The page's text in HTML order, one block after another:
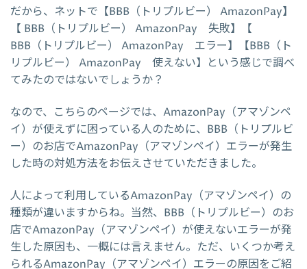
だから、ネットで【BBB（トリプルビー） AmazonPay】
【 BBB（トリプルビー） AmazonPay 失敗】【
BBB（トリプルビー） AmazonPay エラー】【BBB（ト
リプルビー） AmazonPay 使えない】という感じで調べ
てみたのではないでしょうか？
なので、こちらのページでは、AmazonPay（アマゾンペ
イ）が使えずに困っている人のために、BBB（トリプルビ
ー）のお店でAmazonPay（アマゾンペイ）エラーが発生
した時の対処方法をお伝えさせていただきました。
人によって利用しているAmazonPay（アマゾンペイ）の
種類が違いますからね。当然、BBB（トリプルビー）のお
店でAmazonPay（アマゾンペイ）が使えないエラーが発
生した原因も、一概には言えません。ただ、いくつか考え
られるAmazonPay（アマゾンペイ）エラーの原因をご紹